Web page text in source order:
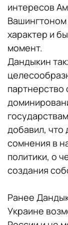
интересов
Вашингтоном
характер и
момент.
Дандыкин
партнерство
добавил, что
сомнения в
политики, о
создания
Ранее
Украине